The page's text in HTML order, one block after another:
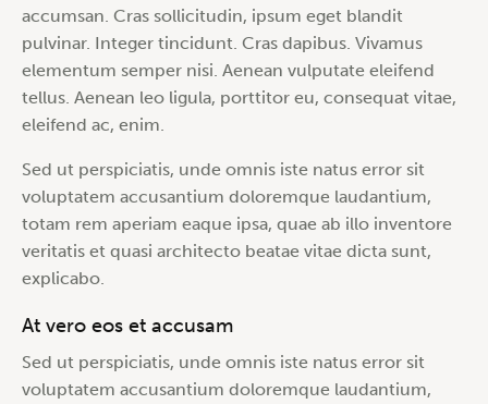
accumsan. Cras sollicitudin, ipsum eget blandit
pulvinar. Integer tincidunt. Cras dapibus. Vivamus
elementum semper nisi. Aenean vulputate eleifend
tellus. Aenean leo ligula, porttitor eu, consequat vitae,
eleifend ac, enim.
Sed ut perspiciatis, unde omnis iste natus error sit
voluptatem accusantium doloremque laudantium,
totam rem aperiam eaque ipsa, quae ab illo inventore
veritatis et quasi architecto beatae vitae dicta sunt,
explicabo.
At vero eos et accusam
Sed ut perspiciatis, unde omnis iste natus error sit
voluptatem accusantium doloremque laudantium,